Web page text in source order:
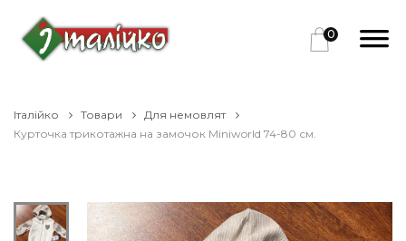
0
Італійко Товари
Для немовлят
Курточка трикотажна на замочок Miniworld 74-80 см.